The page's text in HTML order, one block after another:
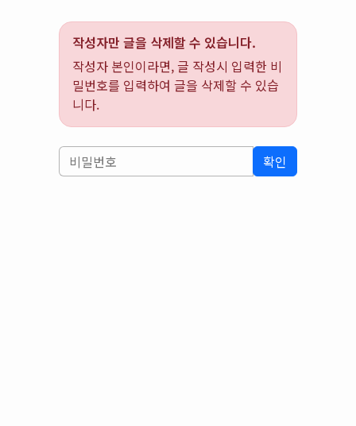
작성자만 글을 삭제할 수 있습니다.
작성자 본인이라면, 글 작성시 입력한 비
밀번호를 입력하여 글을 삭제할 수 있습
니다.
확인